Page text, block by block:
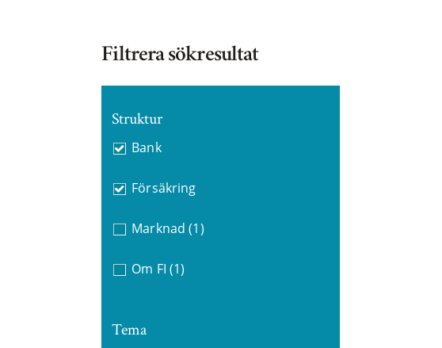
Filtrera sökresultat
Struktur
Bank
Försäkring
Marknad (1)
Om FI (1)
Tema